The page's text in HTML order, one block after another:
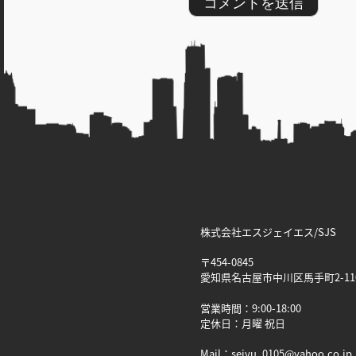
株式会社エスジェイエス/SJS
〒454-0845
愛知県名古屋市中川区馬手町2-
営業時間：9:00-18:00
定休日：月曜 祝日